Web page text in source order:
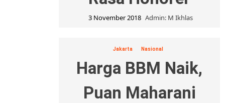
3 November 2018 Admin: M Ikhlas
Jakarta Nasional
Harga BBM Naik,
Puan Maharani